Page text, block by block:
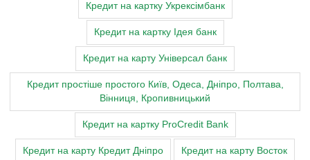
Кредит на картку Укрексімбанк
Кредит на картку Ідея банк
Кредит на карту Універсал банк
Кредит простіше простого Київ, Одеса, Дніпро, Полтава,
Вінниця, Кропивницький
Кредит на картку ProCredit Bank
Кредит на карту Кредит Дніпро Кредит на карту Восток